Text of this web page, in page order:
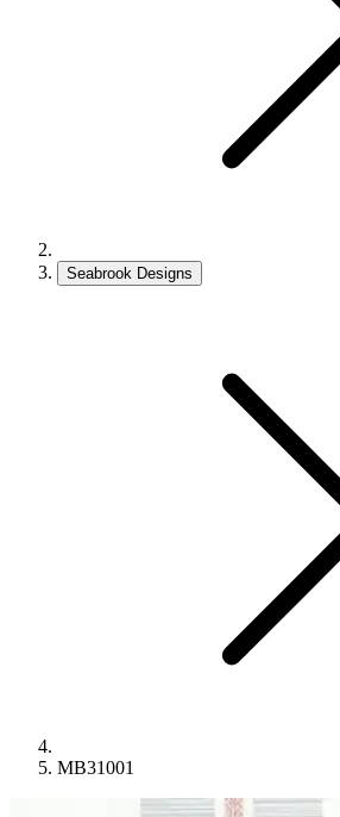
Seabrook Designs
MB31001